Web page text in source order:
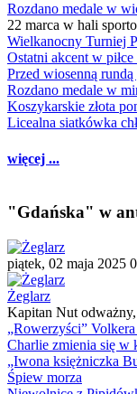
Rozdano medale w
22 marca w hali
Wielkanocny Turniej
Ostatni akcent w piłce
Przed wiosenną
Rozdano medale w
Koszykarskie złota
Licealna siatkówka
więcej ...
"Gdańska" w
piątek, 02 maja 2025
Żeglarz
Kapitan Nut
„Rowerzyści”
Charlie zmienia się w
„Iwona księżniczka
Śpiew morza